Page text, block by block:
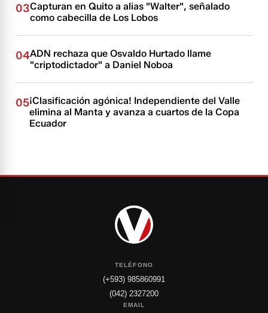
03Capturan en Quito a alias "Walter", señalado
como cabecilla de Los Lobos
04ADN rechaza que Osvaldo Hurtado llame
"criptodictador" a Daniel Noboa
05¡Clasificación agónica! Independiente del Valle
elimina al Manta y avanza a cuartos de la Copa
Ecuador
TELÉFONO
(+593) 985860991
(042) 2327200
EMAIL